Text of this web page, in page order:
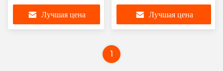
стеклянного
резервуара для
хранения смол
Лучшая цена
для химической
промышленности
Лучшая цена
1